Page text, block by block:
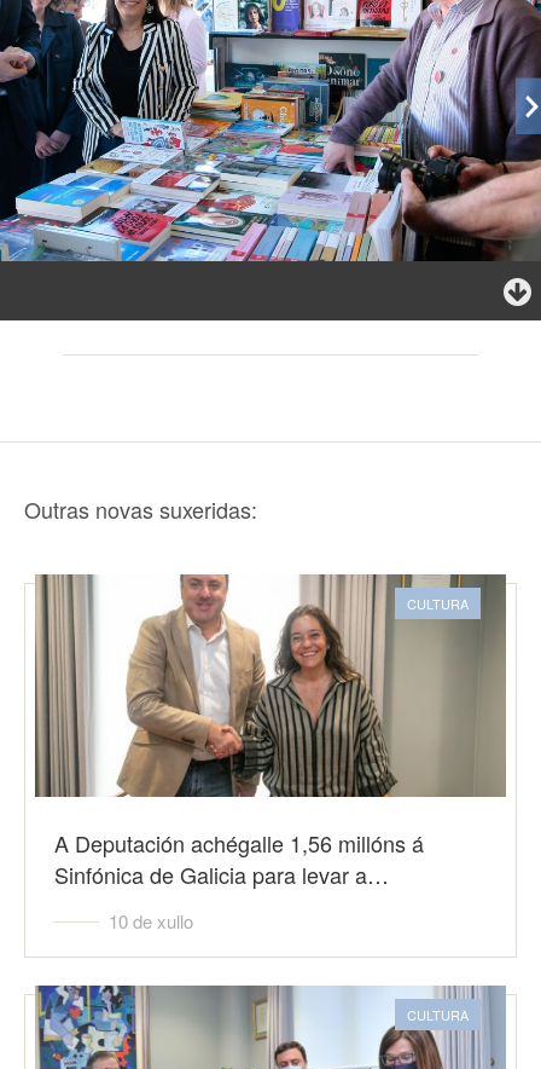
Outras novas suxeridas:
CULTURA
A Deputación achégalle 1,56 millóns á
Sinfónica de Galicia para levar a…
10 de xullo
CULTURA